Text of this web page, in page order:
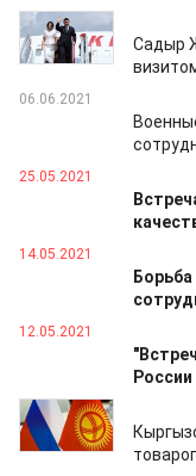
09.06.2021
Садыр
06.06.2021
25.05.2021
14.05.2021
12.05.2021
27.04.2021